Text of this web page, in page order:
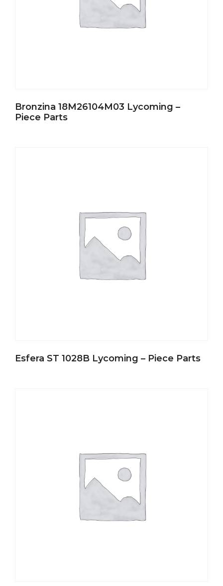
Bronzina 18M26104M03 Lycoming –
Piece Parts
Esfera ST 1028B Lycoming – Piece Parts